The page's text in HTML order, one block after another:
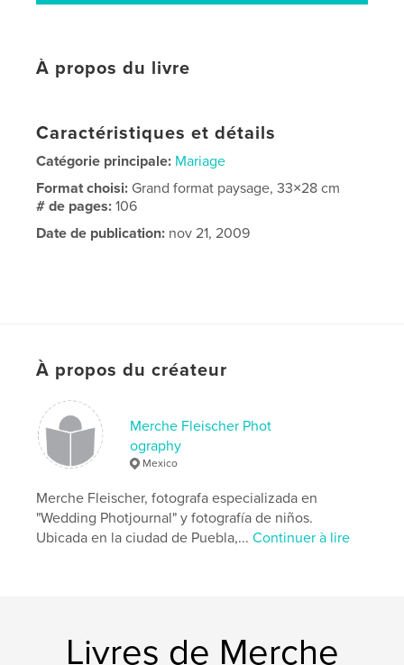
À propos du livre
Caractéristiques et détails
Catégorie principale: Mariage
Format choisi: Grand format paysage, 33×28 cm
# de pages:106
Date de publication: nov 21, 2009
À propos du créateur
Merche Fleischer Phot
ography
Mexico
Merche Fleischer, fotografa especializada en
"Wedding Photjournal" y fotografía de niños.
Ubicada en la ciudad de Puebla,...Continuer à lire
Livres de Merche